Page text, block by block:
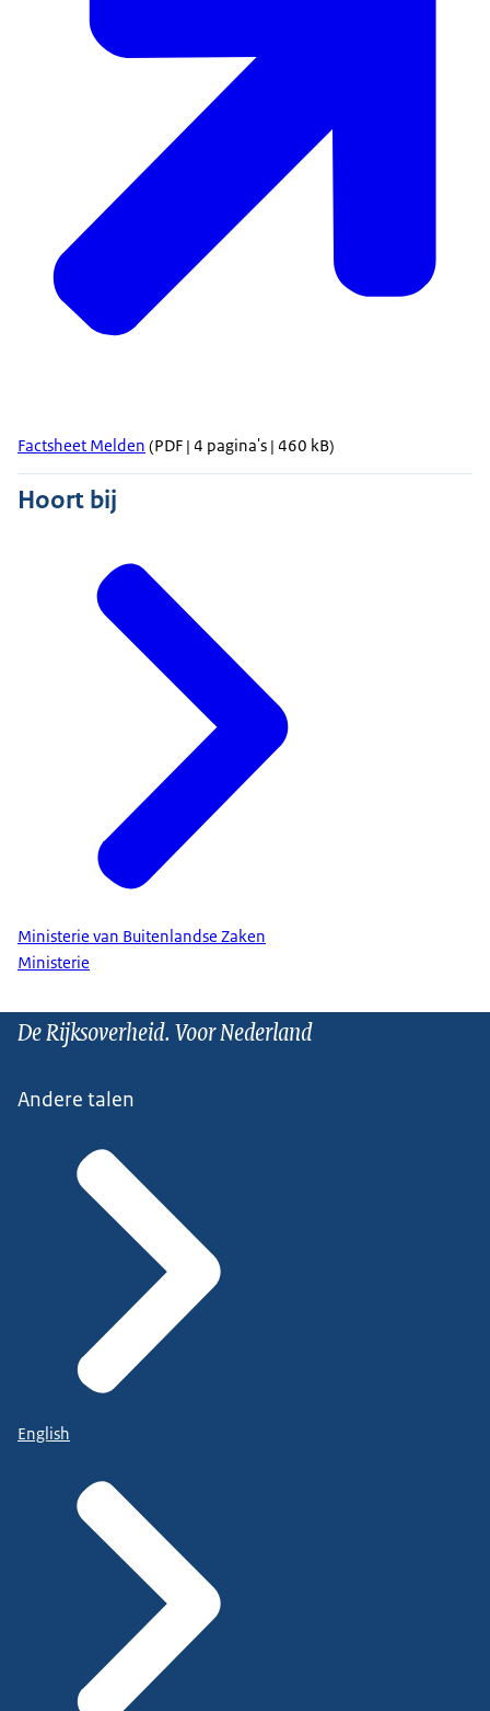
Factsheet Melden (PDF | 4 pagina's | 460 kB)
Hoort bij
Ministerie van Buitenlandse Zaken
Ministerie
De Rijksoverheid. Voor Nederland
Andere talen
English